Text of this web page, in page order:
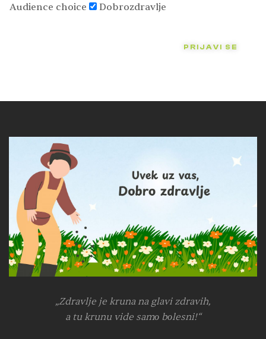
Audience choice Dobrozdravlje
PRIJAVI SE
„Zdravlje je kruna na glavi zdravih,
a tu krunu vide samо bоlesni!“